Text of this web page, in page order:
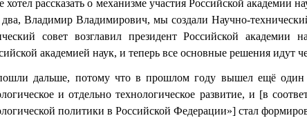
хотел рассказать о механизме участия Российской академии
Владимир Владимирович, мы создали Научно-
совет возглавил президент Российской
академией наук, и теперь все основные решения идут
дальше, потому что в прошлом году вышел ещё один
и отдельно технологическое развитие, и [в
политики в Российской Федерации»] стал